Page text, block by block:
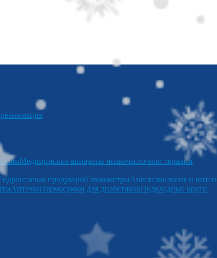
Медицинские аппараты низкочастотной терапии
продукцияГлюкометрыАнестезиология и
АптечкиТермосумки для диабетиковПодкладные круги